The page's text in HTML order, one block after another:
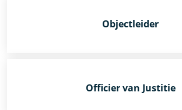
Objectleider
Officier van Justitie